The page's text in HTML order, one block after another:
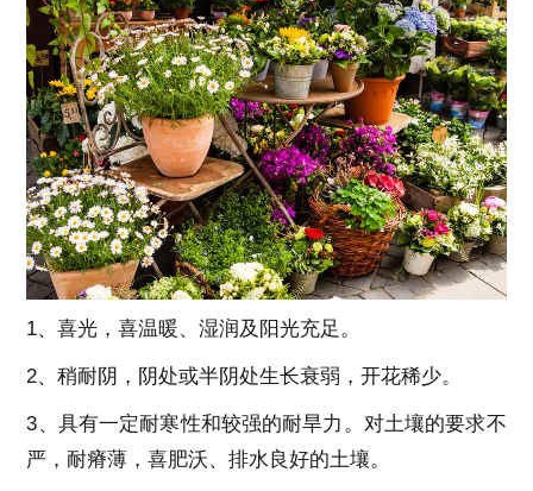
1、喜光，喜温暖、湿润及阳光充足。
2、稍耐阴，阴处或半阴处生长衰弱，开花稀少。
3、具有一定耐寒性和较强的耐旱力。对土壤的要求不
严，耐瘠薄，喜肥沃、排水良好的土壤。